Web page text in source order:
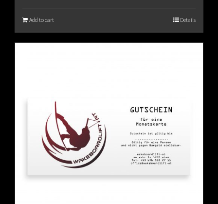
Add to cart Details